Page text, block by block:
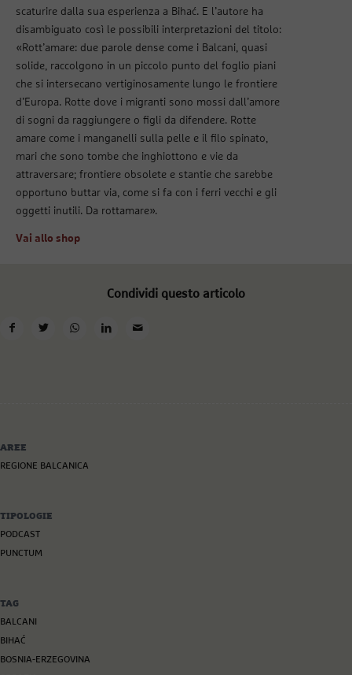
scaturire dalla sua esperienza a Bihać. E l’autore ha
disambiguato così le possibili interpretazioni del titolo:
«Rott’amare: due parole dense come i Balcani, quasi
solide, raccolgono in un piccolo punto del foglio piani
che si intersecano vertiginosamente lungo le frontiere
d’Europa. Rotte dove i migranti sono mossi dall’amore
di sogni da raggiungere o figli da difendere. Rotte
amare come i manganelli sulla pelle e il filo spinato,
mari che sono tombe che inghiottono e vie da
attraversare; frontiere obsolete e stantie che sarebbe
opportuno buttar via, come si fa con i ferri vecchi e gli
oggetti inutili. Da rottamare».
Vai allo shop
Condividi questo articolo
AREE
REGIONE BALCANICA
TIPOLOGIE
PODCAST
PUNCTUM
TAG
BALCANI
BIHAĆ
BOSNIA-ERZEGOVINA